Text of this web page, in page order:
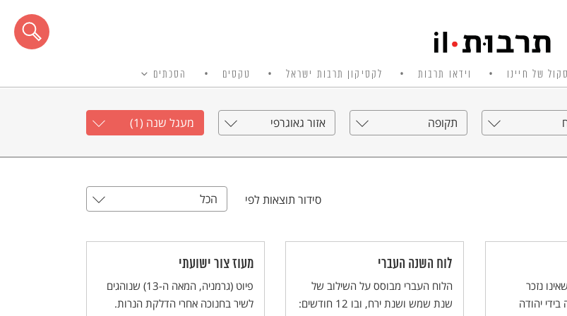
של חיינו וידאו תרבות לקסיקון תרבות ישראל טקסים הסכתים
תקופה אזור גאוגרפי מעגל שנה (1)
סידור תוצאות לפי הכל
נזכר
יהודה
לוח השנה העברי
הלוח העברי מבוסס על השילוב של
שנת שמש ושנת ירח, ובו 12 חודשים:
מעוז צור ישועתי
פיוט (גרמניה, המאה ה-13) שנוהגים
לשיר בחנוכה אחרי הדלקת הנרות.